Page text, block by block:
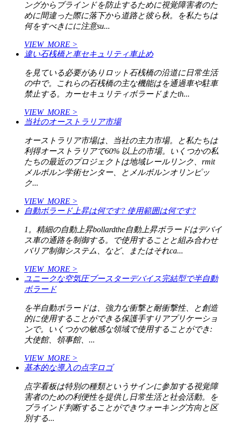
ングからブラインドを防止するために視覚障害者のた
めに間違った際に落下から道路と彼ら秋。を私たちは
何をすべきにに注意su...
VIEW_MORE >
違い石桟橋と車セキュリティ車止め
を見ている必要がありロット石桟橋の沿道に日常生活
の中で。これらの石桟橋の主な機能はを通過車や駐車
禁止する。カーセキュリティボラードまたth...
VIEW_MORE >
当社のオーストラリア市場
オーストラリア市場は、当社の主力市場。と私たちは
利得オーストラリアで60% 以上の市場。いくつかの私
たちの最近のプロジェクトは地域レールリンク、rmit
メルボルン学術センター、とメルボルンオリンピッ
ク...
VIEW_MORE >
自動ボラード上昇は何です? 使用範囲は何です?
1。精細の自動上昇bollardthe自動上昇ボラードはデバイ
ス車の通路を制御する。で使用することと組み合わせ
バリア制御システム、など、またはそれca...
VIEW_MORE >
ユニークな空気圧ブースターデバイス完結型で半自動
ボラード
を半自動ボラードは、強力な衝撃と耐衝撃性、と創造
的に使用することができる保護手すりアプリケーショ
ンで。いくつかの敏感な領域で使用することができ:
大使館、領事館、...
VIEW_MORE >
基本的な導入の点字ロゴ
点字看板は特別の種類というサインに参加する視覚障
害者のための利便性を提供し日常生活と社会活動。を
ブラインド判断することができウォーキング方向と区
別する...